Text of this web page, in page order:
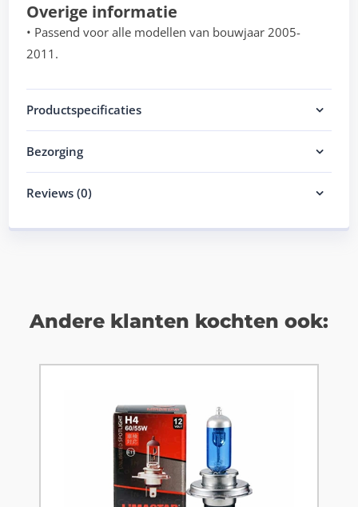
Overige informatie
• Passend voor alle modellen van bouwjaar 2005-
2011.
Productspecificaties
Bezorging
Reviews (0)
Andere klanten kochten ook: